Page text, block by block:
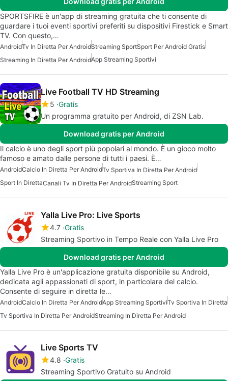
SPORTSFIRE è un'app di streaming gratuita che ti consente di
guardare i tuoi eventi sportivi preferiti su dispositivi Firestick e Smart
TV. Con questo,…
AndroidTv In Diretta Per AndroidStreaming SportSport Per Android Gratis
Streaming In Diretta Per AndroidApp Streaming Sportivi
Live Football TV HD Streaming
5 Gratis
Un programma gratuito per Android, di ZSN Lab.
Download gratis per Android
Il calcio è uno degli sport più popolari al mondo. È un gioco molto
famoso e amato dalle persone di tutti i paesi. È…
AndroidCalcio In Diretta Per AndroidTv Sportiva In Diretta Per Android
Sport In DirettaCanali Tv In Diretta Per AndroidStreaming Sport
Yalla Live Pro: Live Sports
4.7 Gratis
Streaming Sportivo in Tempo Reale con Yalla Live Pro
Download gratis per Android
Yalla Live Pro è un'applicazione gratuita disponibile su Android,
dedicata agli appassionati di sport, in particolare del calcio.
Consente di seguire in diretta le…
AndroidCalcio In Diretta Per AndroidApp Streaming SportiviTv Sportiva In Diretta
Tv Sportiva In Diretta Per AndroidStreaming In Diretta Per Android
Live Sports TV
4.8 Gratis
Streaming Sportivo Gratuito su Android